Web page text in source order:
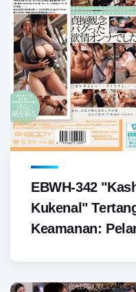
EBWH-342
Kukenal"
Keamanan: